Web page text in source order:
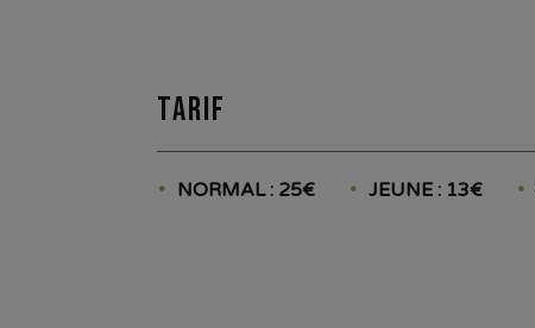
Tarif
NORMAL : 25€ JEUNE : 13€